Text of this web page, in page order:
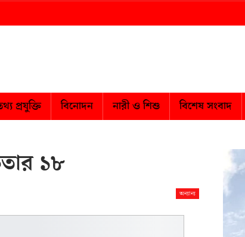
প্রযুক্তি বিনোদন নারী ও শিশু বিশেষ সংবাদ
১৮
অন্যান্য